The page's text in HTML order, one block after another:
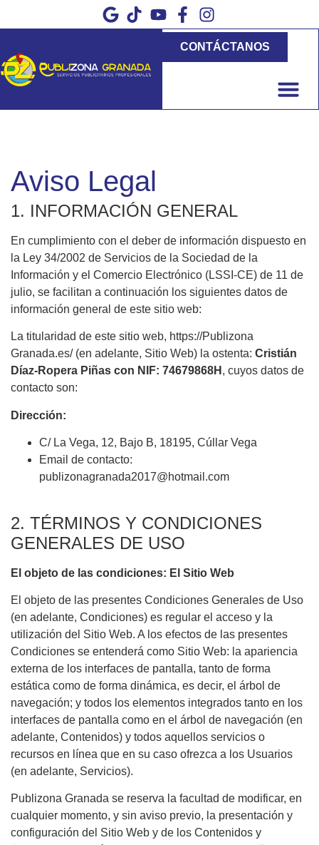
CONTÁCTANOS
Aviso Legal
1. INFORMACIÓN GENERAL
En cumplimiento con el deber de información dispuesto en
la Ley 34/2002 de Servicios de la Sociedad de la
Información y el Comercio Electrónico (LSSI-CE) de 11 de
julio, se facilitan a continuación los siguientes datos de
información general de este sitio web:
La titularidad de este sitio web, https://Publizona
Granada.es/ (en adelante, Sitio Web) la ostenta: Cristián
Díaz-Ropera Piñas con NIF: 74679868H , cuyos datos de
contacto son:
Dirección:
C/ La Vega, 12, Bajo B, 18195, Cúllar Vega
Email de contacto:
publizonagranada2017@hotmail.com
2. TÉRMINOS Y CONDICIONES
GENERALES DE USO
El objeto de las condiciones: El Sitio Web
El objeto de las presentes Condiciones Generales de Uso
(en adelante, Condiciones) es regular el acceso y la
utilización del Sitio Web. A los efectos de las presentes
Condiciones se entenderá como Sitio Web: la apariencia
externa de los interfaces de pantalla, tanto de forma
estática como de forma dinámica, es decir, el árbol de
navegación; y todos los elementos integrados tanto en los
interfaces de pantalla como en el árbol de navegación (en
adelante, Contenidos) y todos aquellos servicios o
recursos en línea que en su caso ofrezca a los Usuarios
(en adelante, Servicios).
Publizona Granada se reserva la facultad de modificar, en
cualquier momento, y sin aviso previo, la presentación y
configuración del Sitio Web y de los Contenidos y